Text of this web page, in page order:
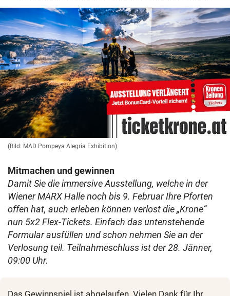
(Bild: MAD Pompeya Alegria Exhibition)
Mitmachen und gewinnen
Damit Sie die immersive Ausstellung, welche in der
Wiener MARX Halle noch bis 9. Februar Ihre Pforten
offen hat, auch erleben können verlost die „Krone“
nun 5x2 Flex-Tickets. Einfach das untenstehende
Formular ausfüllen und schon nehmen Sie an der
Verlosung teil. Teilnahmeschluss ist der 28. Jänner,
09:00 Uhr.
Das Gewinnspiel ist abgelaufen. Vielen Dank für Ihr